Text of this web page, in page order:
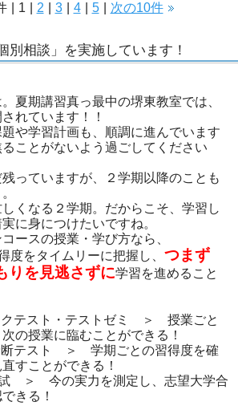
1 2 3 4 5 次の10件
別相談」を実施しています！
夏期講習真っ最中の堺東教室では、
れています！！
や学習計画も、順調に進んでいます
ことがないよう過ごしてください
っていますが、２学期以降のことも
くなる２学期。だからこそ、学習し
に身につけたいですね。
ースの授業・学び方なら、
度をタイムリーに把握し、 つまず
りを見逃さずに学習を進めること
テスト・テストゼミ ＞ 授業ごと
の授業に臨むことができる！
テスト ＞ 学期ごとの習得度を確
すことができる！
＞ 今の実力を測定し、志望大学合
きる！